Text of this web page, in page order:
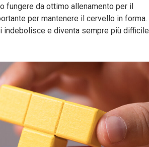
fungere da ottimo allenamento per il
per mantenere il cervello in forma.
indebolisce e diventa sempre più difficile